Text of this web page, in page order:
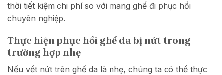
thời tiết kiệm chi phí so với mang ghế đi phục hồi
chuyên nghiệp.
Thực hiện phục hồi ghế da bị nứt trong
trường hợp nhẹ
Nếu vết nứt trên ghế da là nhẹ, chúng ta có thể thực